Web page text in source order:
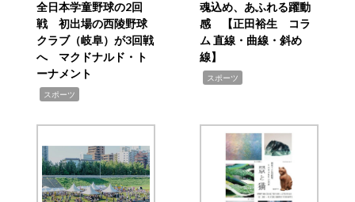
全日本学童野球の2回
戦 初出場の西陵野球
クラブ（岐阜）が3回戦
へ マクドナルド・ト
ーナメント
スポーツ
魂込め、あふれる躍動
感 【正田裕生 コラ
ム 直線・曲線・斜め
線】
スポーツ